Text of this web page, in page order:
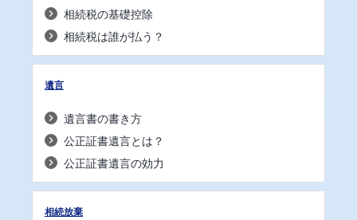
相続税の基礎控除
相続税は誰が払う？
遺言
遺言書の書き方
公正証書遺言とは？
公正証書遺言の効力
相続放棄